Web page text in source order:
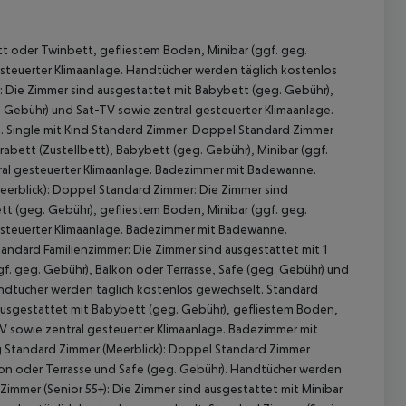
oder Twinbett, gefliestem Boden, Minibar (ggf. geg.
Klimaanlage. Handtücher werden täglich kostenlos
Zimmer sind ausgestattet mit Babybett (geg. Gebühr),
und Sat-TV sowie zentral gesteuerter Klimaanlage.
mit Kind Standard Zimmer: Doppel Standard Zimmer
(Zustellbett), Babybett (geg. Gebühr), Minibar (ggf.
gesteuerter Klimaanlage. Badezimmer mit Badewanne.
Doppel Standard Zimmer: Die Zimmer sind
Gebühr), gefliestem Boden, Minibar (ggf. geg.
Klimaanlage. Badezimmer mit Badewanne.
Familienzimmer: Die Zimmer sind ausgestattet mit 1
Gebühr), Balkon oder Terrasse, Safe (geg. Gebühr) und
werden täglich kostenlos gewechselt. Standard
mit Babybett (geg. Gebühr), gefliestem Boden,
sowie zentral gesteuerter Klimaanlage. Badezimmer mit
Zimmer (Meerblick): Doppel Standard Zimmer
oder Terrasse und Safe (geg. Gebühr). Handtücher werden
(Senior 55+): Die Zimmer sind ausgestattet mit Minibar